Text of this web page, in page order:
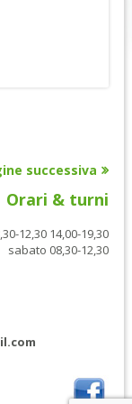
successiva
Orari & turni
12,30 14,00-19,30
sabato 08,30-12,30